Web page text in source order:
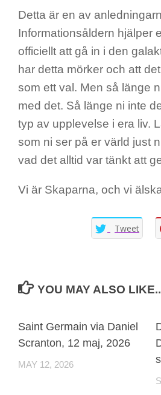
Detta är en av
Informationsåldern hjälper
officiellt att gå in i den
har detta mörker och att
som ett val. Men så länge
med det. Så länge ni inte
typ av upplevelse i era liv.
som ni ser på er värld just
vad det alltid var tänkt att
Vi är Skaparna, och vi
Tweet
YOU MAY ALSO
Saint Germain via Daniel
Scranton, 12 maj, 2026
MAY 12, 2026